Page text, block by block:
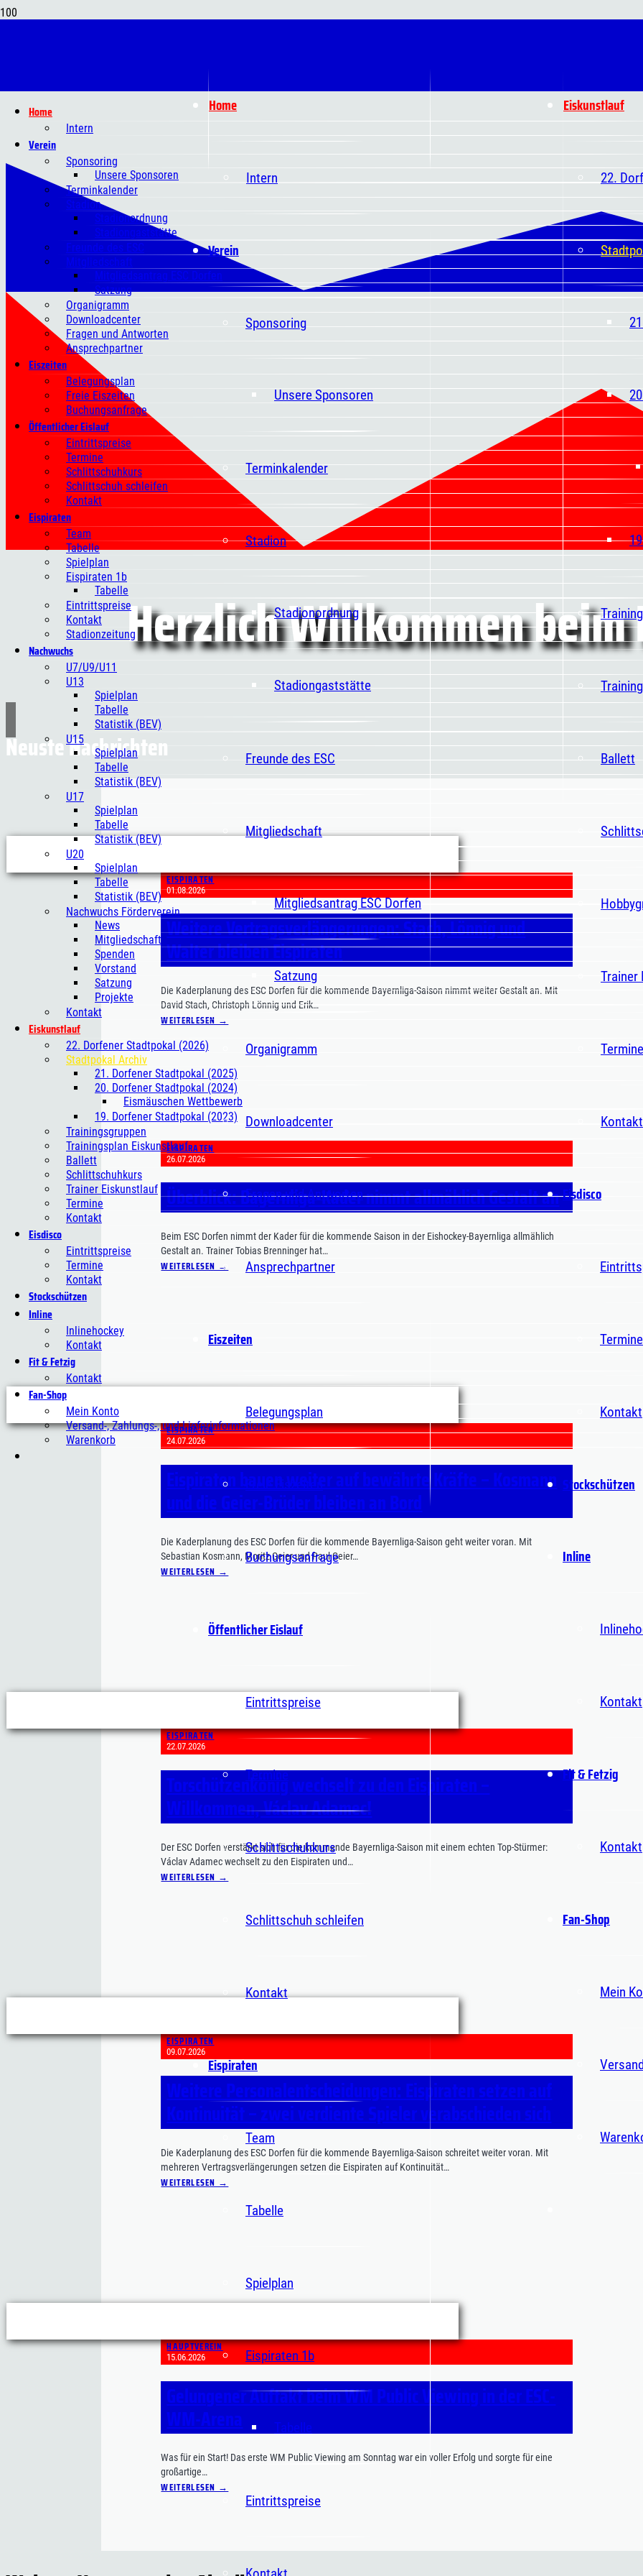
Eiskunstlauf
22.
Ballett
Trainer
Termine
Kontakt
Eisdisco
Termine
Kontakt
Stockschützen
Inline
Kontakt
Fit & Fetzig
Kontakt
Fan-Shop
Mein
Home
Intern
Verein
Sponsoring
Unsere Sponsoren
Terminkalender
Stadion
Stadionordnung
Stadiongaststätte
Freunde des ESC
Mitgliedschaft
Mitgliedsantrag ESC Dorfen
Satzung
Organigramm
Downloadcenter
Fragen und Antworten
Ansprechpartner
Eiszeiten
Belegungsplan
Freie Eiszeiten
Buchungsanfrage
Öffentlicher Eislauf
Eintrittspreise
Termine
Schlittschuhkurs
Schlittschuh schleifen
Kontakt
Eispiraten
Team
Tabelle
Spielplan
Eispiraten 1b
Tabelle
Eintrittspreise
Home
Intern
Verein
Sponsoring
Unsere Sponsoren
Terminkalender
Stadion
Stadionordnung
Stadiongaststätte
Freunde des ESC
Mitgliedschaft
Mitgliedsantrag ESC Dorfen
Satzung
Organigramm
Downloadcenter
Fragen und Antworten
Ansprechpartner
Eiszeiten
Belegungsplan
Freie Eiszeiten
Buchungsanfrage
Öffentlicher Eislauf
Eintrittspreise
Termine
Schlittschuhkurs
Schlittschuh schleifen
Kontakt
Eispiraten
Team
Tabelle
Spielplan
Eispiraten 1b
Tabelle
Eintrittspreise
Kontakt
Stadionzeitung
Nachwuchs
U7/U9/U11
U13
Spielplan
Tabelle
Statistik (BEV)
U15
Spielplan
Tabelle
Statistik (BEV)
U17
Spielplan
Tabelle
Statistik (BEV)
U20
Spielplan
Tabelle
Statistik (BEV)
Nachwuchs Förderverein
News
Mitgliedschaft
Spenden
Vorstand
Satzung
Projekte
Kontakt
Eiskunstlauf
22. Dorfener Stadtpokal (2026)
Stadtpokal Archiv
21. Dorfener Stadtpokal (2025)
20. Dorfener Stadtpokal (2024)
Eismäuschen Wettbewerb
19. Dorfener Stadtpokal (2023)
Trainingsgruppen
Trainingsplan Eiskunstlauf
Ballett
Schlittschuhkurs
Trainer Eiskunstlauf
Termine
Kontakt
Eisdisco
Eintrittspreise
Termine
Kontakt
Stockschützen
Inline
Inlinehockey
Kontakt
Fit & Fetzig
Kontakt
Fan-Shop
Mein Konto
Versand-, Zahlungs-, und Lieferinformationen
Warenkorb
Herzlich Willkommen beim
Neuste Nachrichten
EISPIRATEN
01.08.2026
Weitere Vertragsverlängerungen: Stach, Lönnig und
Walter bleiben Eispiraten
Die Kaderplanung des ESC Dorfen für die kommende Bayernliga-Saison nimmt weiter Gestalt an. Mit
David Stach, Christoph Lönnig und Erik…
WEITERLESEN →
EISPIRATEN
26.07.2026
Überblick: Bayernliga-Kader nimmt allmählich Gestalt an
Beim ESC Dorfen nimmt der Kader für die kommende Saison in der Eishockey-Bayernliga allmählich
Gestalt an. Trainer Tobias Brenninger hat…
WEITERLESEN →
EISPIRATEN
24.07.2026
Eispiraten bauen weiter auf bewährte Kräfte – Kosmann
und die Geier-Brüder bleiben an Bord
Die Kaderplanung des ESC Dorfen für die kommende Bayernliga-Saison geht weiter voran. Mit
Sebastian Kosmann, Moritz Geier und Paul Geier…
WEITERLESEN →
EISPIRATEN
22.07.2026
Torschützenkönig wechselt zu den Eispiraten –
Willkommen, Václav Adamec!
Der ESC Dorfen verstärkt sich für die kommende Bayernliga-Saison mit einem echten Top-Stürmer:
Václav Adamec wechselt zu den Eispiraten und…
WEITERLESEN →
EISPIRATEN
09.07.2026
Weitere Personalentscheidungen: Eispiraten setzen auf
Kontinuität – zwei verdiente Spieler verabschieden sich
Die Kaderplanung des ESC Dorfen für die kommende Bayernliga-Saison schreitet weiter voran. Mit
mehreren Vertragsverlängerungen setzen die Eispiraten auf Kontinuität…
WEITERLESEN →
HAUPTVEREIN
15.06.2026
Gelungener Auftakt beim WM Public Viewing in der ESC-
WM-Arena
Was für ein Start! Das erste WM Public Viewing am Sonntag war ein voller Erfolg und sorgte für eine
großartige…
WEITERLESEN →